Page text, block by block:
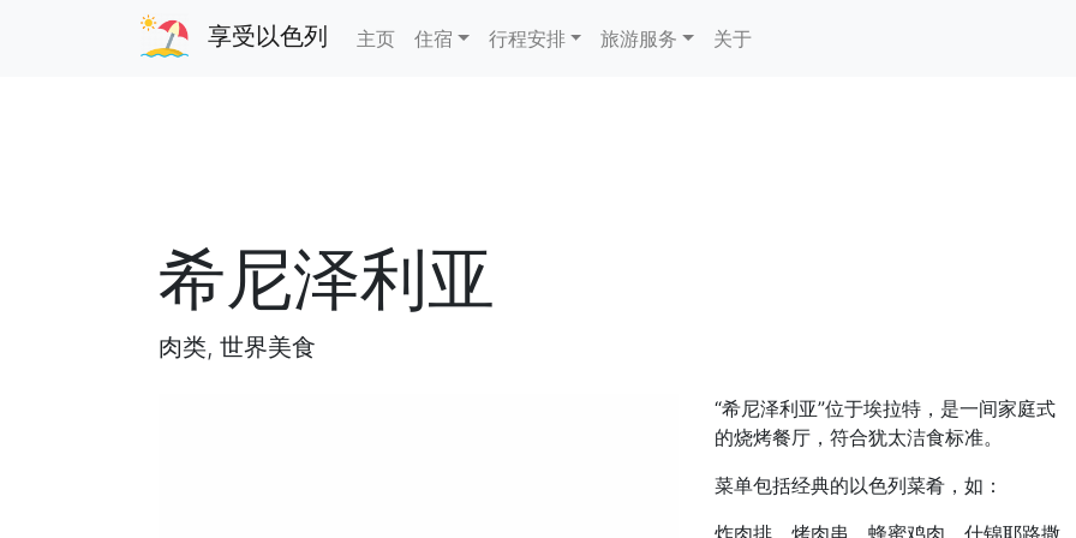
享受以色列 主页 住宿 行程安排 旅游服务 关于
希尼泽利亚
肉类, 世界美食
“希尼泽利亚”位于埃拉特，是一间家庭式
的烧烤餐厅，符合犹太洁食标准。
菜单包括经典的以色列菜肴，如：
炸肉排、烤肉串、蜂蜜鸡肉、什锦耶路撒